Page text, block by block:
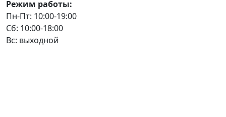
Режим работы:
Пн-Пт: 10:00-19:00
Сб: 10:00-18:00
Вс: выходной